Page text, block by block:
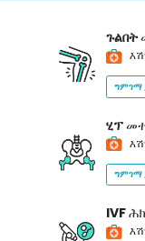
ጉልበት
ግምገማ
ሂፕ
ግምገማ
IVF